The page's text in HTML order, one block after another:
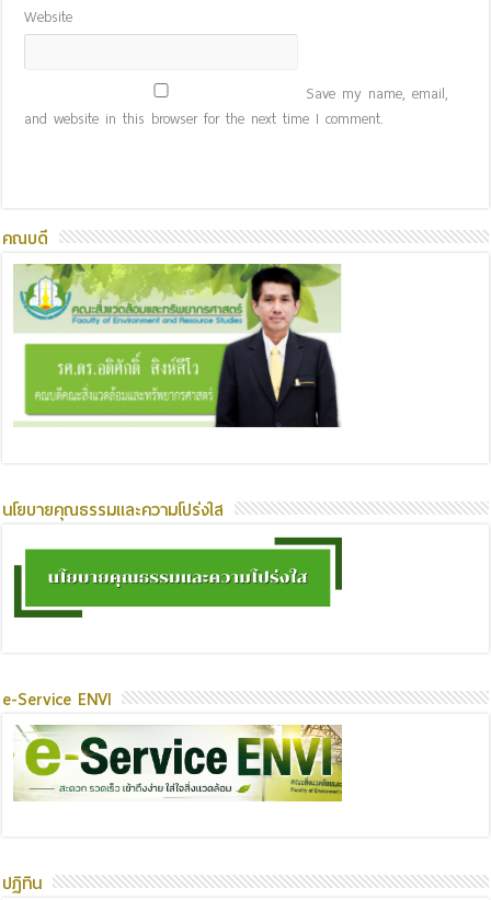
Website
Save my name, email,
and website in this browser for the next time I comment.
คณบดี
นโยบายคุณธรรมและความโปร่งใส
e-Service ENVI
ปฏิทิน